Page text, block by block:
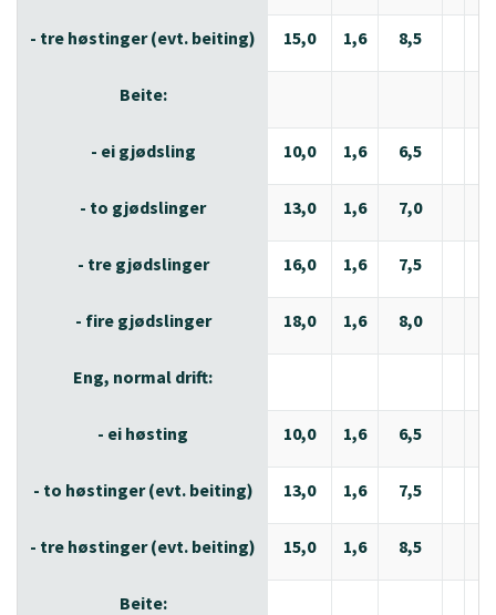
- tre høstinger (evt. beiting) 15,0 1,6 8,5
Beite:
- ei gjødsling 10,0 1,6 6,5
- to gjødslinger 13,0 1,6 7,0
- tre gjødslinger 16,0 1,6 7,5
- fire gjødslinger 18,0 1,6 8,0
Eng, normal drift:
- ei høsting 10,0 1,6 6,5
- to høstinger (evt. beiting) 13,0 1,6 7,5
- tre høstinger (evt. beiting) 15,0 1,6 8,5
Beite: